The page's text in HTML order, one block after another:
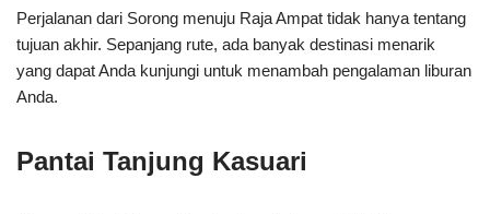
Perjalanan dari Sorong menuju Raja Ampat tidak hanya tentang
tujuan akhir. Sepanjang rute, ada banyak destinasi menarik
yang dapat Anda kunjungi untuk menambah pengalaman liburan
Anda.
Pantai Tanjung Kasuari